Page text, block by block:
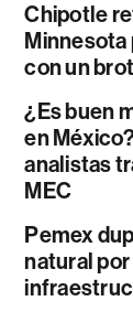
Chipotle
Minnesota
con un
¿Es buen
en
analistas
MEC
Pemex
natural